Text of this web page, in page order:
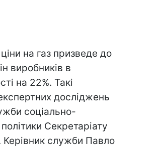
на газ призведе до
виробників в
на 22%. Такі
досліджень
соціально-
Секретаріату
Керівник служби Павло